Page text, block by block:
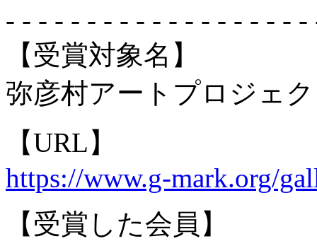
- - - - - - - - - - - - - - - - - - -
【受賞対象名】
弥彦村アートプロジェ
【URL】
https://www.g-mark.org/
【受賞した会員】